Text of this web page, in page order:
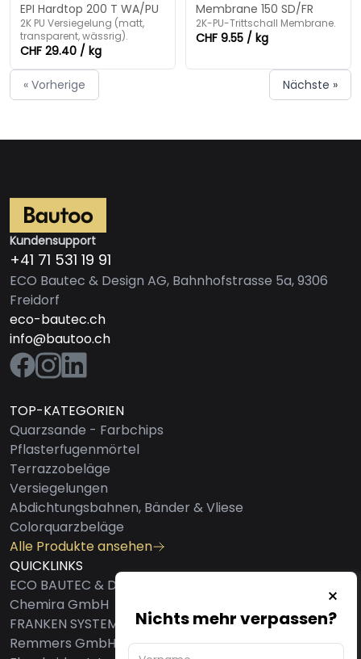
EPI Hardtop 200 T WA/PU
2K PU Versiegelung (matt,
transparent, wässrig).
CHF 29.40 / kg
Membrane 150 SD/FR
2K-PU-Trittschall Membrane.
CHF 9.55 / kg
« Vorherige Nächste »
Kundensupport
+41 71 531 19 91
ECO Bautec & Design AG, Bahnhofstrasse 5a, 9306
Freidorf
eco-bautec.ch
info@bautoo.ch
TOP-KATEGORIEN
Quarzsande - Farbchips
Pflasterfugenmörtel
Terrazzobeläge
Versiegelungen
Abdichtungsbahnen, Bänder & Vliese
Colorquarzbeläge
Alle Produkte ansehen
QUICKLINKS
ECO BAUTEC & DESIGN AG
Chemira GmbH
FRANKEN SYSTEMS GMBH
Remmers GmbH
Nichts mehr verpassen?